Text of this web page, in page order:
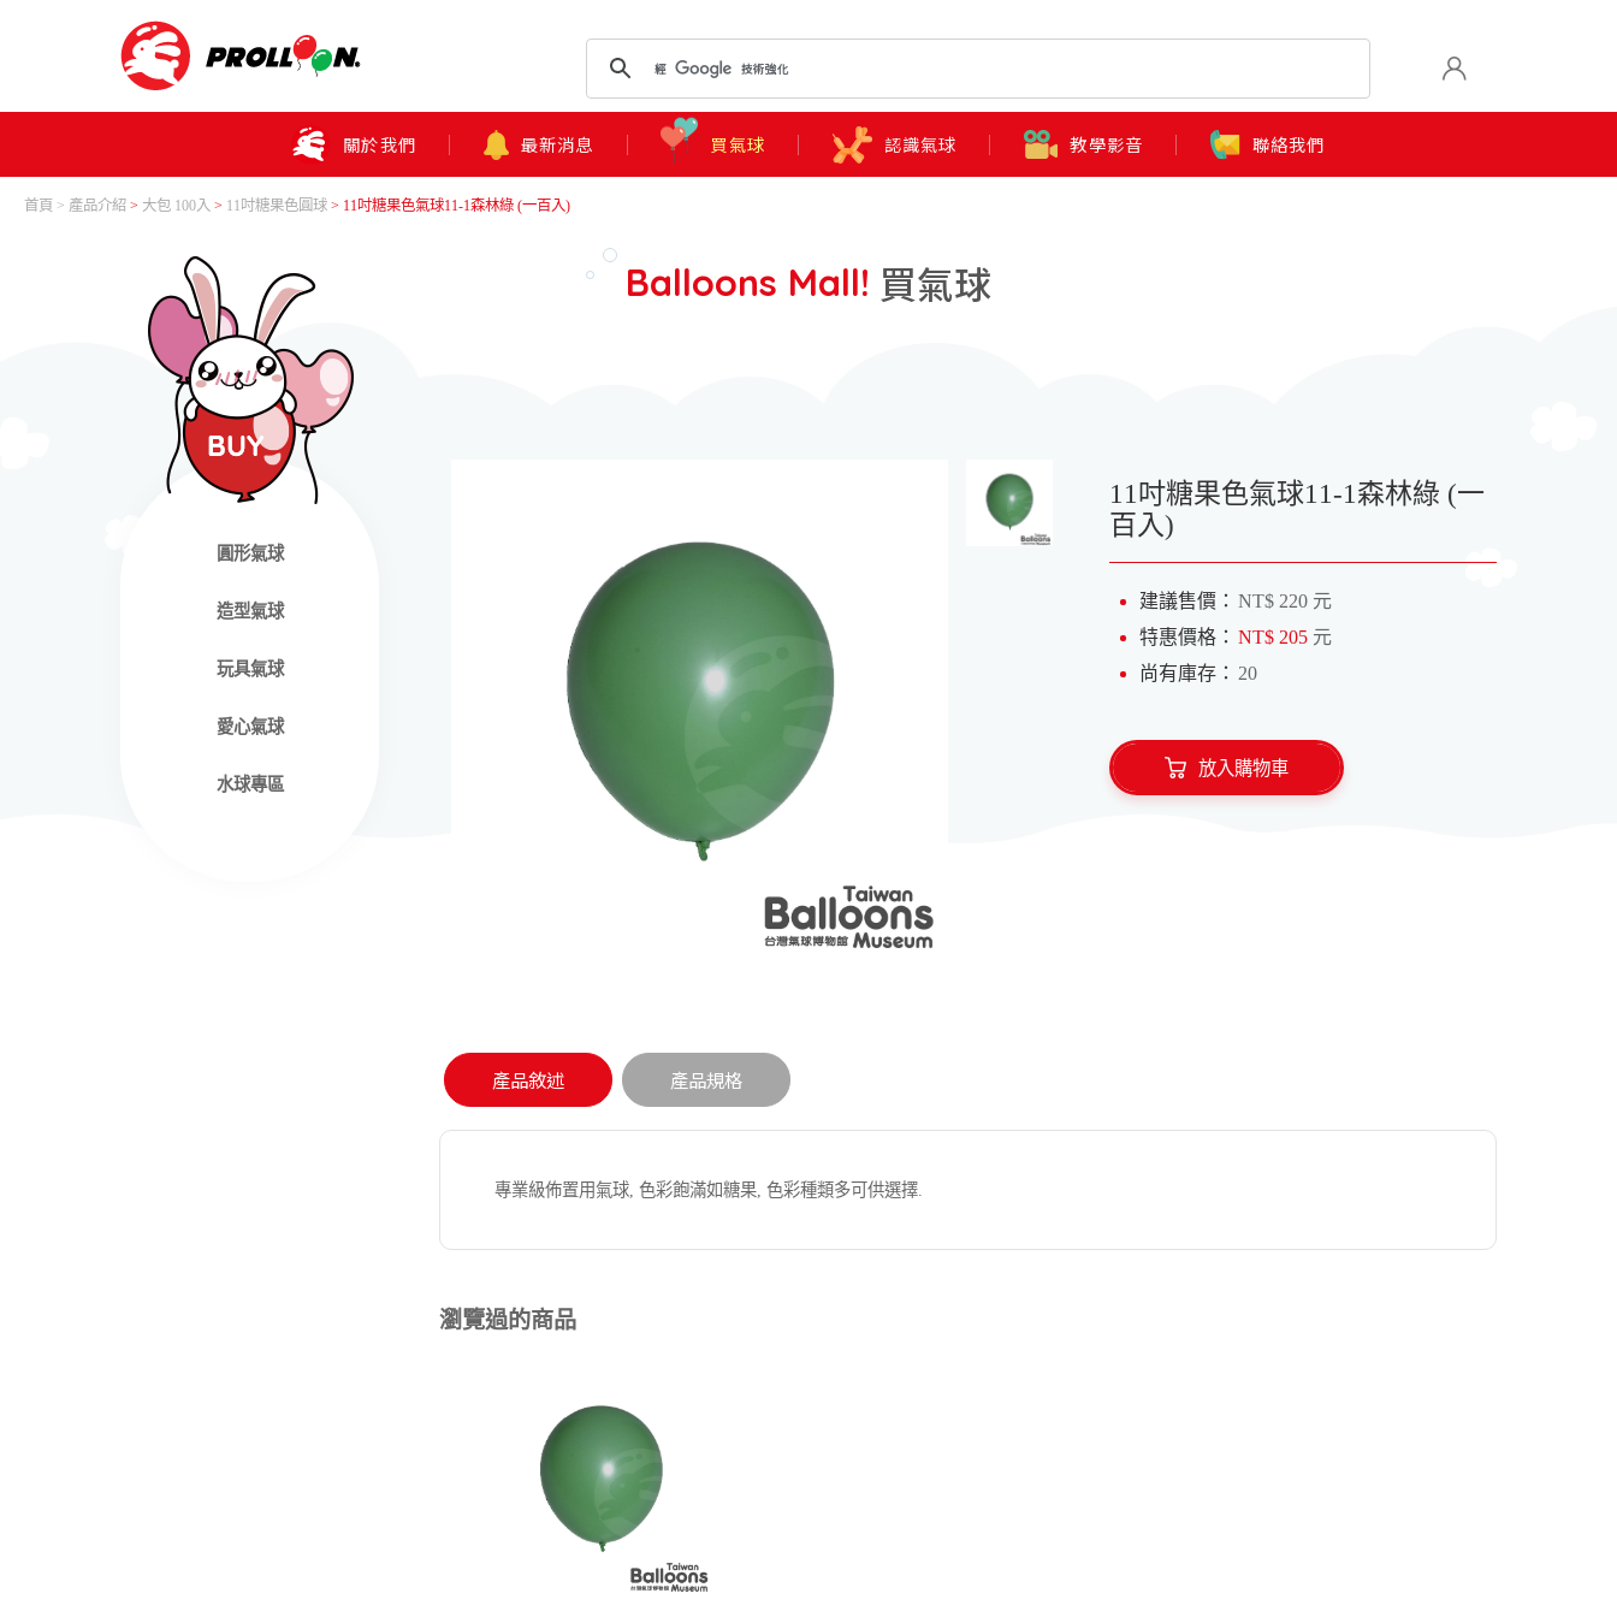
關於我們 最新消息 買氣球 認識氣球 教學影音 聯絡我們
首頁 產品介紹 > 大包 100入 > 11吋糖果色圓球 > 11吋糖果色氣球11-1森林綠 (一百入)
Balloons Mall! 買氣球
圓形氣球
造型氣球
玩具氣球
愛心氣球
水球專區
11吋糖果色氣球11-1森林綠 (一
百入)
建議售價： NT$ 220 元
特惠價格： NT$ 205元
尚有庫存： 20
放入購物車
產品敘述 產品規格
專業級佈置用氣球, 色彩飽滿如糖果, 色彩種類多可供選擇.
瀏覽過的商品